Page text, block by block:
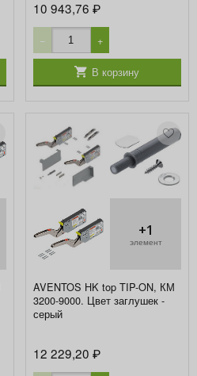
10 943,76 ₽
− +
В корзину
+1
элемент
AVENTOS HK top TIP-ON, КМ
3200-9000. Цвет заглушек -
серый
12 229,20 ₽